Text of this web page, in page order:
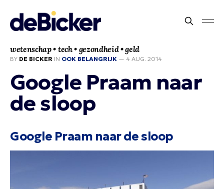
wetenschap • tech • gezondheid • geld
BY DE BICKER IN OOK BELANGRIJK — 4 AUG. 2014
Google Praam naar
de sloop
Google Praam naar de sloop